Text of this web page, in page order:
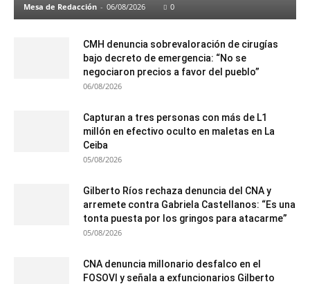
Mesa de Redacción - 06/08/2026 0
CMH denuncia sobrevaloración de cirugías
bajo decreto de emergencia: “No se
negociaron precios a favor del pueblo”
06/08/2026
Capturan a tres personas con más de L1
millón en efectivo oculto en maletas en La
Ceiba
05/08/2026
Gilberto Ríos rechaza denuncia del CNA y
arremete contra Gabriela Castellanos: “Es una
tonta puesta por los gringos para atacarme”
05/08/2026
CNA denuncia millonario desfalco en el
FOSOVI y señala a exfuncionarios Gilberto